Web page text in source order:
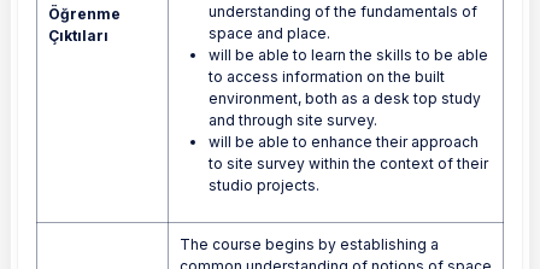
Öğrenme
Çıktıları
understanding of the fundamentals of
space and place.
will be able to learn the skills to be able
to access information on the built
environment, both as a desk top study
and through site survey.
will be able to enhance their approach
to site survey within the context of their
studio projects.
The course begins by establishing a